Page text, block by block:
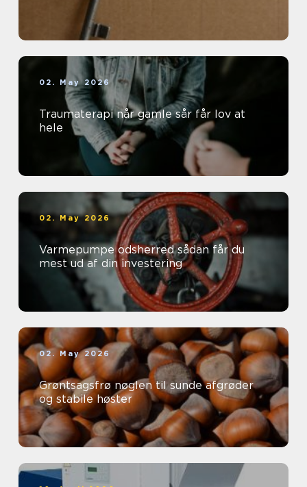
02. May 2026
Traumaterapi når gamle sår får lov at
hele
02. May 2026
Varmepumpe odsherred sådan får du
mest ud af din investering
02. May 2026
Grøntsagsfrø nøglen til sunde afgrøder
og stabile høster